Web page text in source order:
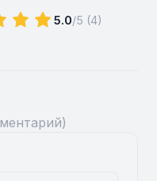
5.0/5 (4)